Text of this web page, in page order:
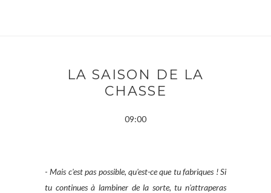
LA SAISON DE LA
CHASSE
09:00
-Mais c'est pas possible, qu'est-ce que tu fabriques ! Si
tu continues à lambiner de la sorte, tu n'attraperas